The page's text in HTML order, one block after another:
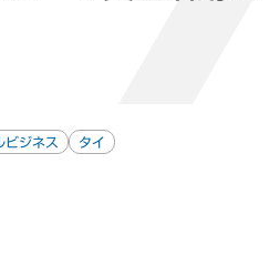
ビジネス タイ